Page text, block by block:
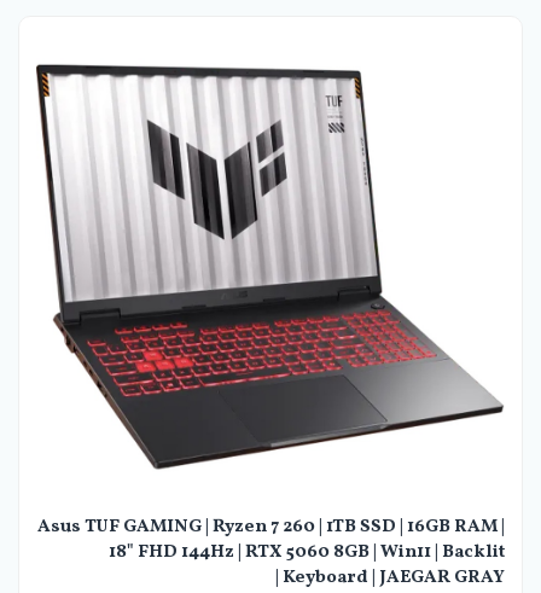
Asus TUF GAMING | Ryzen 7 260 | 1TB SSD | 16GB RAM |
18" FHD 144Hz | RTX 5060 8GB | Win11 | Backlit
Keyboard | JAEGAR GRAY |